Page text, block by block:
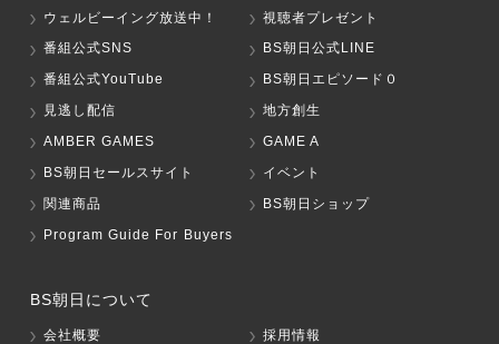
ウェルビーイング放送中！
視聴者プレゼント
番組公式SNS
BS朝日公式LINE
番組公式YouTube
BS朝日エピソード０
見逃し配信
地方創生
AMBER GAMES
GAME A
BS朝日セールスサイト
イベント
関連商品
BS朝日ショップ
Program Guide For Buyers
BS朝日について
会社概要
採用情報